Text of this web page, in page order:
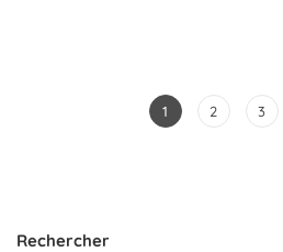
Page
1 Page
2 Page
3
Rechercher